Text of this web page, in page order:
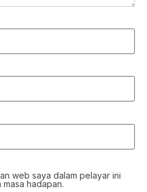
web saya dalam pelayar ini
hadapan.